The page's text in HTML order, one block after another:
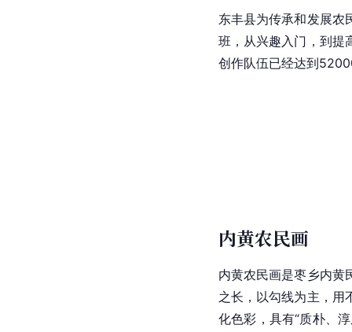
东丰县为传承和发展农
班，从兴趣入门，到提
创作队伍已经达到
内黄农民画
内黄农民画是枣乡内黄
之长，以勾线为主，用
化色彩，具有“质朴、